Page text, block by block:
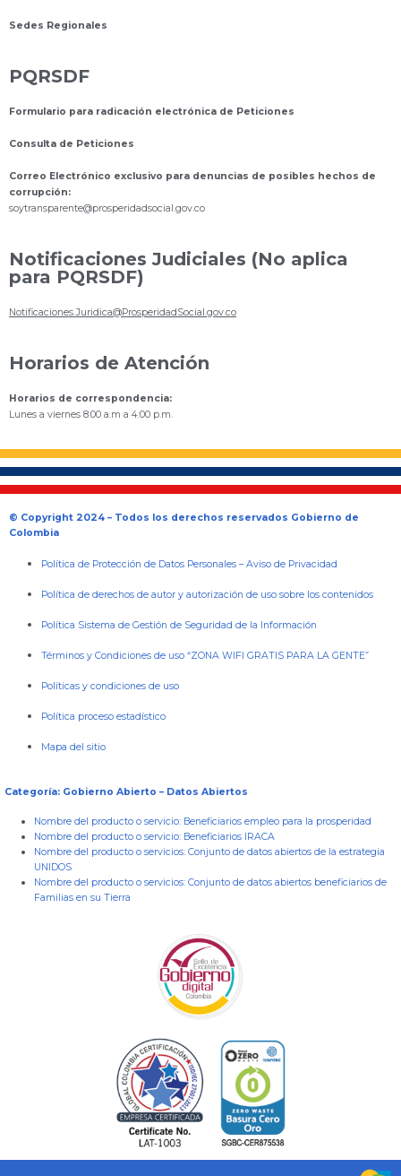
Sedes Regionales
PQRSDF
Formulario para radicación electrónica de Peticiones
Consulta de Peticiones
Correo Electrónico exclusivo para denuncias de posibles hechos de
corrupción:
soytransparente@prosperidadsocial.gov.co
Notificaciones Judiciales (No aplica
para PQRSDF)
Notificaciones.Juridica@ProsperidadSocial.gov.co
Horarios de Atención
Horarios de correspondencia:
Lunes a viernes 8:00 a.m a 4:00 p.m.
© Copyright 2024 – Todos los derechos reservados Gobierno de
Colombia
Política de Protección de Datos Personales –Aviso de Privacidad
Política de derechos de autor y autorización de uso sobre los contenidos
Política Sistema de Gestión de Seguridad de la Información
Términos y Condiciones de uso “ZONA WIFI GRATIS PARA LA GENTE”
Políticas y condiciones de uso
Política proceso estadístico
Mapa del sitio
Categoría: Gobierno Abierto – Datos Abiertos
Nombre del producto o servicio: Beneficiarios empleo para la prosperidad
Nombre del producto o servicio: Beneficiarios IRACA
Nombre del producto o servicios: Conjunto de datos abiertos de la estrategia
UNIDOS
Nombre del producto o servicios: Conjunto de datos abiertos beneficiarios de
Familias en su Tierra